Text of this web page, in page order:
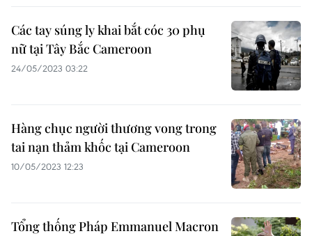
Các tay súng ly khai bắt cóc 30 phụ
nữ tại Tây Bắc Cameroon
24/05/2023 03:22
Hàng chục người thương vong trong
tai nạn thảm khốc tại Cameroon
10/05/2023 12:23
Tổng thống Pháp Emmanuel Macron